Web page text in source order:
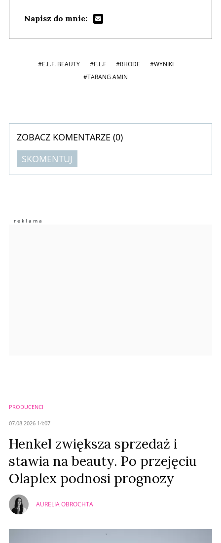
Napisz do mnie:
#E.L.F. BEAUTY #E.L.F #RHODE
#WYNIKI
#TARANG AMIN
ZOBACZ KOMENTARZE (0)
SKOMENTUJ
Imię (Wymagane)
PRODUCENCI
07.08.2026 14:07
Henkel zwiększa sprzedaż i
stawia na beauty. Po przejęciu
Olaplex podnosi prognozy
AURELIA OBROCHTA